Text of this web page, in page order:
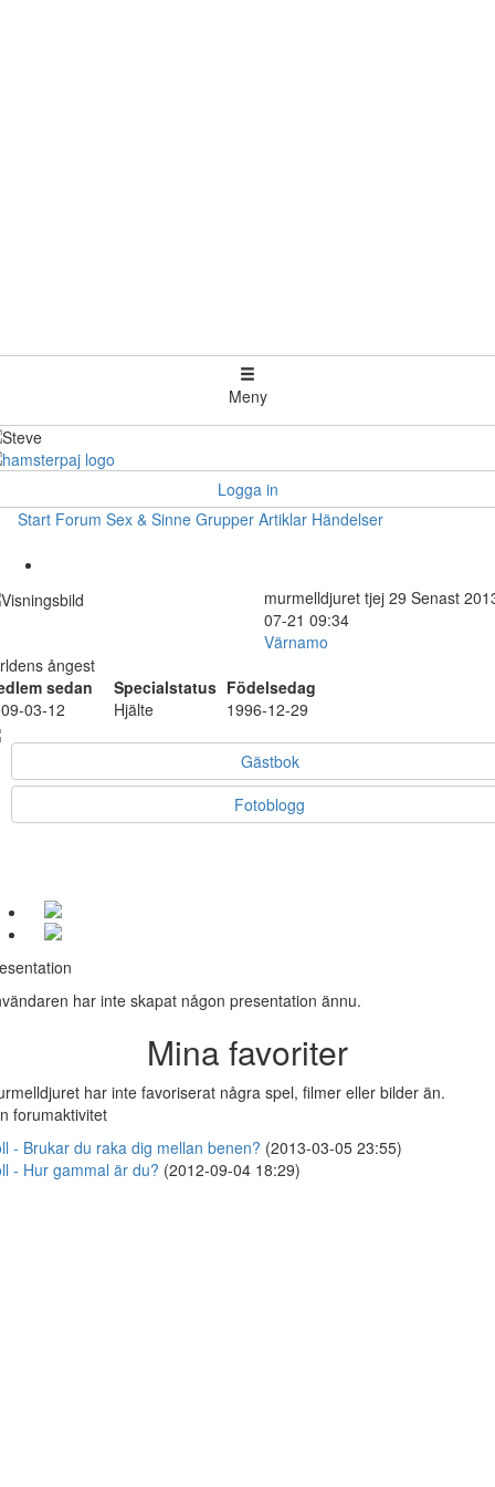
Meny
Logga in
Start Forum Sex & Sinne Grupper Artiklar Händelser
murmelldjuret tjej 29 Senast
07-21 09:34
Värnamo
ångest
sedan
Specialstatus Födelsedag
03-12
Hjälte 1996-12-29
Gästbok
Fotoblogg
har inte skapat någon presentation ännu.
Mina favoriter
har inte favoriserat några spel, filmer eller bilder än.
forumaktivitet
- Brukar du raka dig mellan benen? (2013-03-05 23:55)
- Hur gammal är du? (2012-09-04 18:29)